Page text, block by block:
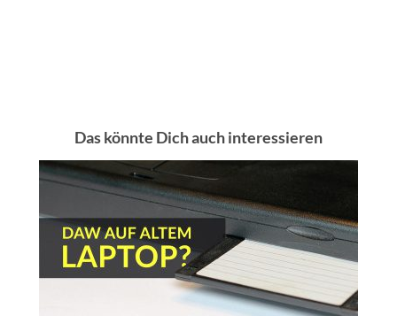
Das könnte Dich auch interessieren